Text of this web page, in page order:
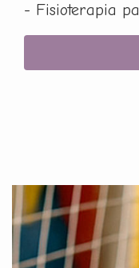
- Fisioterapia